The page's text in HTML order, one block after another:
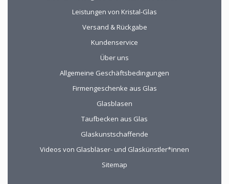
Leistungen von Kristal-Glas
Versand & Rückgabe
Kundenservice
Über uns
Allgemeine Geschäftsbedingungen
Firmengeschenke aus Glas
Glasblasen
Taufbecken aus Glas
Glaskunstschaffende
Videos von Glasbläser- und Glaskünstler*innen
Sitemap